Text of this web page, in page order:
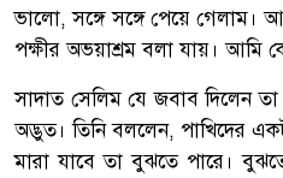
ভালো, সঙ্গে সঙ্গে পেয়ে গেলাম।
পক্ষীর অভয়াশ্রম বলা যায়। আমি
সাদাত সেলিম যে জবাব দিলেন তা
অদ্ভুত। তিনি বললেন, পাখিদের
মারা যাবে তা বুঝতে পারে।